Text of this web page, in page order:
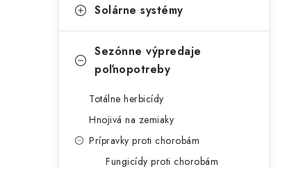
Solárne systémy
Sezónne výpredaje
poľnopotreby
Totálne herbicídy
Hnojivá na zemiaky
Prípravky proti chorobám
Fungicídy proti chorobám